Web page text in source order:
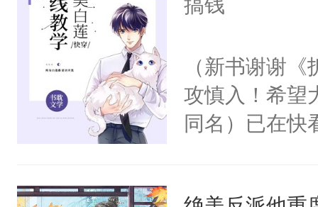
搞钱
（新书谢谢
攻慎入！希望
同名）已在快